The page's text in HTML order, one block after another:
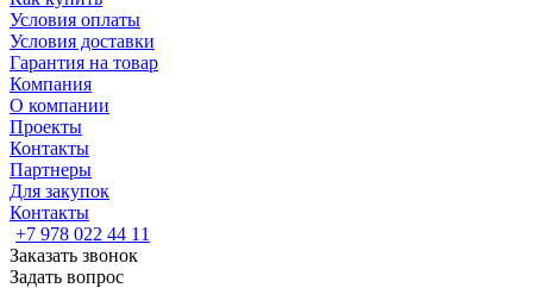
Условия оплаты
Условия доставки
Гарантия на товар
Компания
О компании
Проекты
Контакты
Партнеры
Для закупок
Контакты
+7 978 022 44 11
Заказать звонок
Задать вопрос